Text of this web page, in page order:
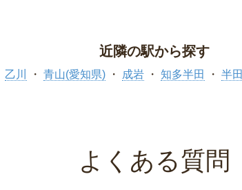
近隣の駅から探す
乙川 青山(愛知県) 成岩 知多半田 半田
よくある質問